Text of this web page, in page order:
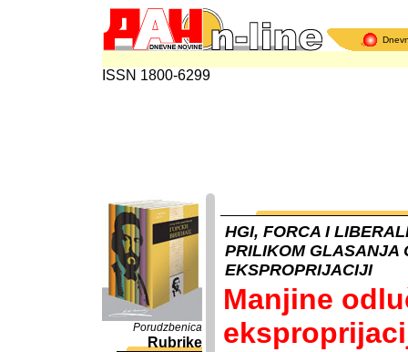
ISSN 1800-6299
Porudzbenica
Rubrike
HGI, FORCA I
PRILIKOM GLASANJA
EKSPROPRIJACIJI
Manjine